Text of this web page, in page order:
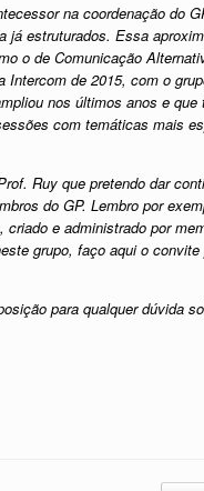
na coordenação do
estruturados. Essa
o de Comunicação
de 2015, com o
nos últimos anos e
com temáticas mais
Ruy que pretendo dar
do GP. Lembro por
e administrado por
grupo, faço aqui o convite
para qualquer dúvida